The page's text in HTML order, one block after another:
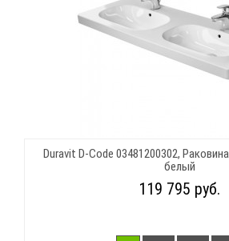
Duravit D-Code 03481200302,
белый
119 795 руб.